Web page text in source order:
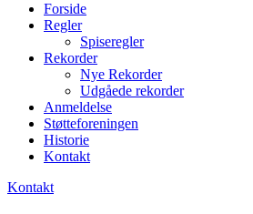
Forside
Regler
Spiseregler
Rekorder
Nye Rekorder
Udgåede rekorder
Anmeldelse
Støtteforeningen
Historie
Kontakt
Kontakt